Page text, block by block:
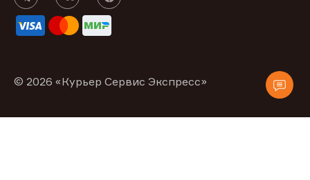
© 2026 «Курьер Сервис Экспресс»